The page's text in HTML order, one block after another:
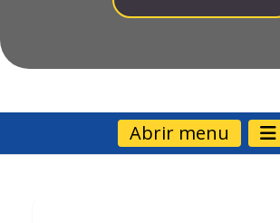
Abrir menu